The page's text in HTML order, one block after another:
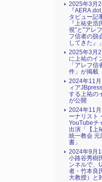
2025年3月
『
タビュー記
『上祐史
視"と"アレ
フ信者の脱
してきた』
2025年3月
に上祐のイ
「アレフ
件」が掲載
2024年11
ィア
する上祐の
が公開
2024年11
ーナリスト
YouTubeチ
出演「【上
統一教会 元
書」
2024年9月
小路谷秀樹
ンネルで、
者・竹本良
大教授）と